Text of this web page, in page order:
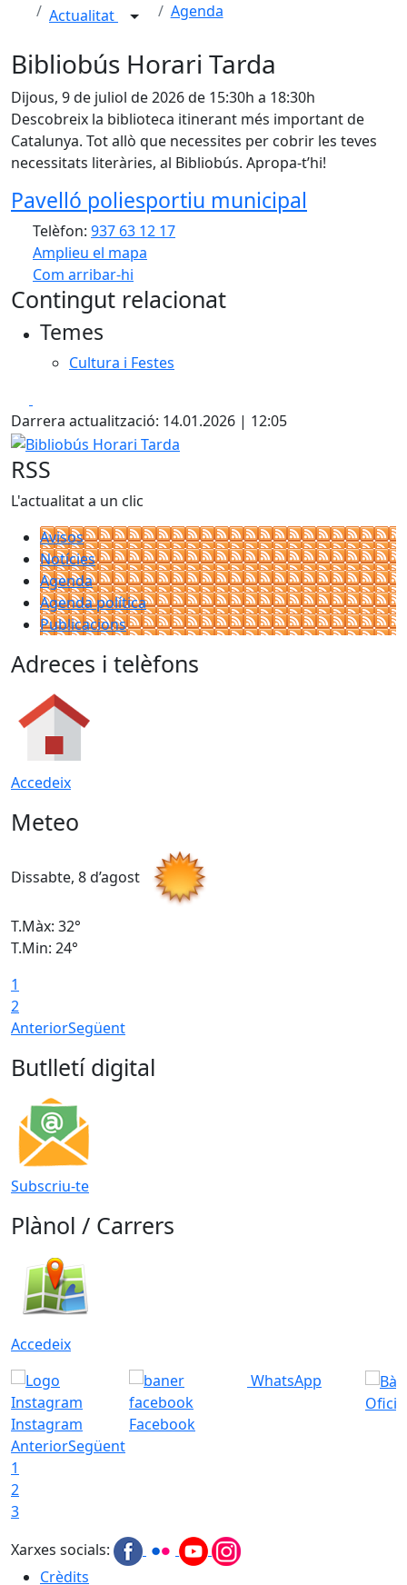
Actualitat Agenda
Bibliobús Horari Tarda
Dijous, 9 de juliol de 2026 de 15:30h a 18:30h
Descobreix la biblioteca itinerant més important de
Catalunya. Tot allò que necessites per cobrir les teves
necessitats literàries, al Bibliobús. Apropa-t’hi!
Pavelló poliesportiu municipal
Telèfon: 937 63 12 17
Amplieu el mapa
Com arribar-hi
+
Contingut relacionat
Temes
Cultura i Festes
Darrera actualització: 14.01.2026 | 12:05
Bibliobús Horari Tarda
RSS
L'actualitat a un clic
Avisos
Notícies
Agenda
Agenda política
Publicacions
Adreces i telèfons
Accedeix
Meteo
Dissabte, 8 d’agost
T.Màx: 32°
T.Min: 24°
1
2
AnteriorSegüent
Butlletí digital
Subscriu-te
Plànol / Carrers
Accedeix
Instagram Facebook
WhatsApp
AnteriorSegüent
1
2
3
Xarxes socials:
Crèdits